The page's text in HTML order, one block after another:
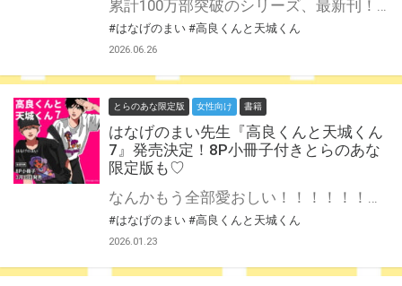
#はなげのまい #高良くんと天城くん
2026.06.26
とらのあな限定版 女性向け 書籍
はなげのまい先生『高良くんと天城くん
7』発売決定！8P小冊子付きとらのあな
限定版も♡
#はなげのまい #高良くんと天城くん
2026.01.23